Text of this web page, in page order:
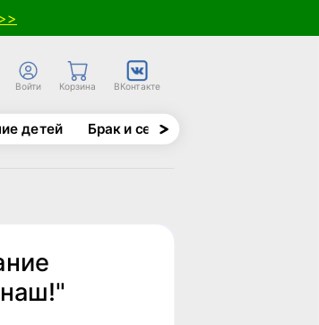
Войти Корзина ВКонтакте
детей Брак и семья